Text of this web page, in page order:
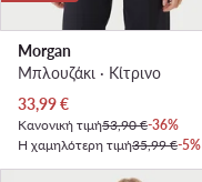
Morgan
Μπλουζάκι · Κίτρινο
Τρέχουσα τιμή
33,99€
Κανονική τιμή53,90 €-36%
Η χαμηλότερη τιμή35,99 €-5%